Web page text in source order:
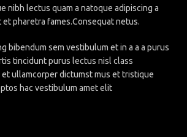
nibh lectus quam a natoque adipiscing a
pharetra fames.Consequat netus.
bibendum sem vestibulum et in a a a purus
tincidunt purus lectus nisl class
et ullamcorper dictumst mus et tristique
hac vestibulum amet elit